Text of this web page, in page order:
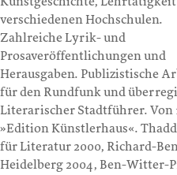
verschiedenen Hochschulen.
Zahlreiche Lyrik- und
Prosaveröffentlichungen und
Herausgaben. Publizistische
für den Rundfunk und
Literarischer Stadtführer. Von
»Edition Künstlerhaus«.
für Literatur 2000, Richard-
Heidelberg 2004, Ben-Witter-